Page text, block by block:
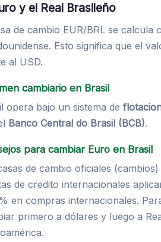
y el Real Brasileño
de cambio EUR/BRL se
Esto significa que el
al USD.
cambiario en Brasil
opera bajo un sistema de
Banco Central do Brasil (BCB).
para cambiar Euro en Brasil
de cambio oficiales
de credito internacionales
en compras internacionales.
primero a dólares y luego a